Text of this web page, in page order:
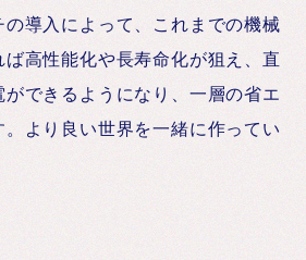
導入によって、これまでの機械
ば高性能化や長寿命化が狙え、直
できるようになり、一層の省エ
より良い世界を一緒に作ってい